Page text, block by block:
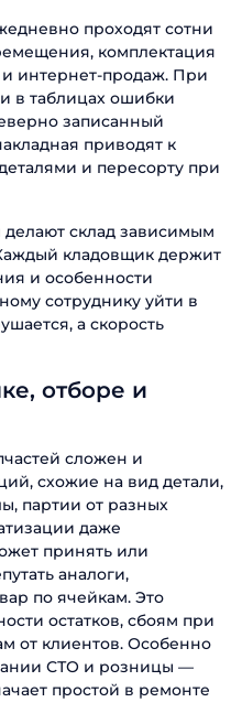
проходят сотни
комплектация
и интернет-продаж. При
в таблицах ошибки
записанный
приводят к
и пересорту при
склад зависимым
кладовщик держит
и особенности
сотруднику уйти в
а скорость
отборе и
сложен и
схожие на вид детали,
партии от разных
даже
принять или
аналоги,
по ячейкам. Это
остатков, сбоям при
от клиентов. Особенно
СТО и розницы —
простой в ремонте